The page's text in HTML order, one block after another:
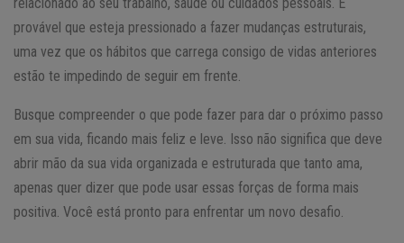
provável que esteja pressionado a fazer mudanças estruturais,
uma vez que os hábitos que carrega consigo de vidas anteriores
estão te impedindo de seguir em frente.
Busque compreender o que pode fazer para dar o próximo passo
em sua vida, ficando mais feliz e leve. Isso não significa que deve
abrir mão da sua vida organizada e estruturada que tanto ama,
apenas quer dizer que pode usar essas forças de forma mais
positiva. Você está pronto para enfrentar um novo desafio.